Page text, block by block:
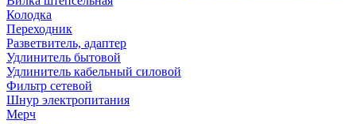
Колодка
Переходник
Разветвитель, адаптер
Удлинитель бытовой
Удлинитель кабельный силовой
Фильтр сетевой
Шнур электропитания
Мерч